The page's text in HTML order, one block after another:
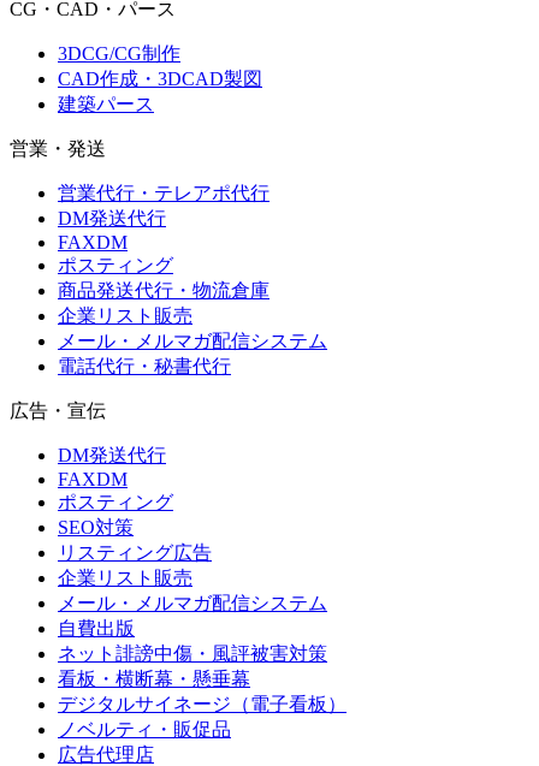
CG・CAD・パース
3DCG/CG制作
CAD作成・3DCAD製図
建築パース
営業・発送
営業代行・テレアポ代行
DM発送代行
FAXDM
ポスティング
商品発送代行・物流倉庫
企業リスト販売
メール・メルマガ配信システム
電話代行・秘書代行
広告・宣伝
DM発送代行
FAXDM
ポスティング
SEO対策
リスティング広告
企業リスト販売
メール・メルマガ配信システム
自費出版
ネット誹謗中傷・風評被害対策
看板・横断幕・懸垂幕
デジタルサイネージ（電子看板）
ノベルティ・販促品
広告代理店